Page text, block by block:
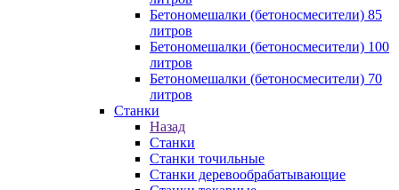
Бетономешалки (бетоносмесители) 85
литров
Бетономешалки (бетоносмесители) 100
литров
Бетономешалки (бетоносмесители) 70
литров
Станки
Назад
Станки
Станки точильные
Станки деревообрабатывающие